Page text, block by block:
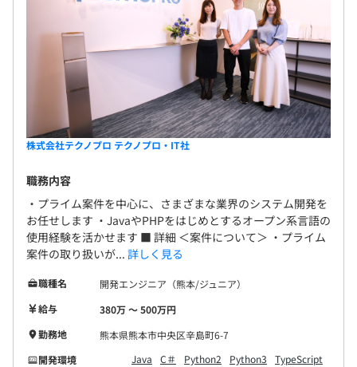
株式会社テクノプロ テクノプロ・IT社
職務内容
・プライム案件を中心に、さまざまな業界のシステム開発を
お任せします ・JavaやPHPをはじめとするオープン系言語の
使用経験を活かせます ■ 詳細 ＜案件について＞ ・プライム
案件の取り扱いが... 詳しく見る
職種名
開発エンジニア（熊本/ジュニア）
給与
380万 〜 500万円
勤務地
熊本県熊本市中央区辛島町6-7
開発環境
Java C＃ Python2 Python3
TypeScript